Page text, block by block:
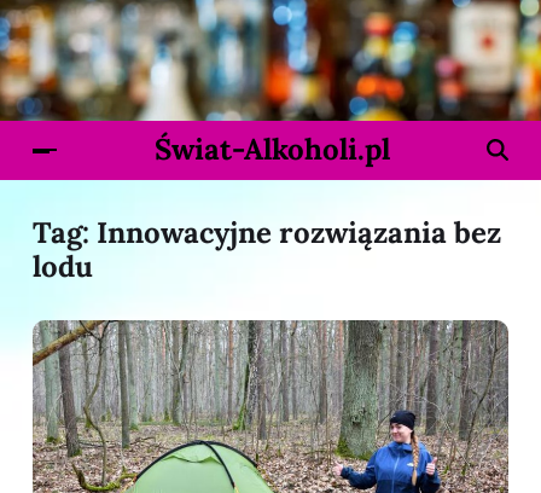
Świat-Alkoholi.pl
Tag: Innowacyjne rozwiązania bez
lodu